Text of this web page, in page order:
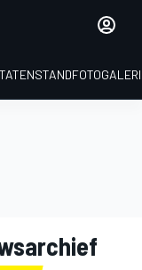
STAND